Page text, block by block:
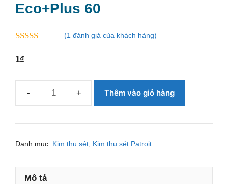
Eco+Plus 60
(1đánh giá của khách hàng)
1₫
sét
Patroit
60
Thêm vào giỏ hàng
Danh mục: Kim thu sét Kim thu sét Patroit
Mô tả